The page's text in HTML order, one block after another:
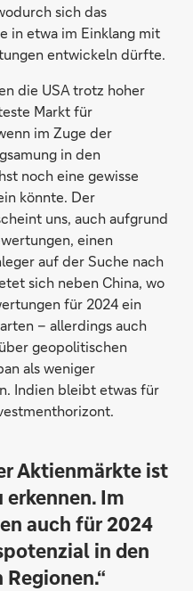
sich das
in etwa im Einklang mit
entwickeln dürfte.
die USA trotz hoher
Markt für
im Zuge der
in den
noch eine gewisse
könnte. Der
uns, auch aufgrund
einen
auf der Suche nach
sich neben China, wo
für 2024 ein
– allerdings auch
geopolitischen
als weniger
Indien bleibt etwas für
Aktienmärkte ist
Im
auch für 2024
in den